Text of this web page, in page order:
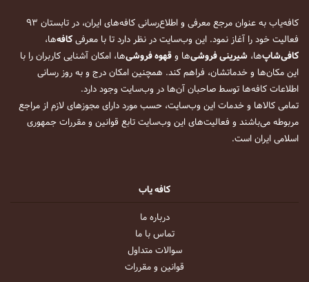
کافه‌یاب به عنوان مرجع معرفی و اطلاع‌رسانی کافه‌های ایران، در تابستان ۹۳
فعالیت خود را آغاز نمود. این وب‌سایت در نظر دارد تا با معرفیکافه‌ها،
کافی‌شاپ‌ها، شیرینی فروشی‌ها وقهوه فروشی‌ها، امکان آشنایی کاربران را با
این مکان‌ها و خدماتشان، فراهم کند. همچنین امکان درج و به روز رسانی
اطلاعات کافه‌ها توسط صاحبان آن‌ها در وب‌سایت وجود دارد.
تمامی کالاها و خدمات این وب‌سایت، حسب مورد دارای مجوزهای لازم از مراجع
مربوطه می‌باشند و فعالیت‌های این وب‌سایت تابع قوانین و مقررات جمهوری
اسلامی ایران است.
کافه یاب
درباره ما
تماس با ما
سوالات متداول
قوانین و مقررات